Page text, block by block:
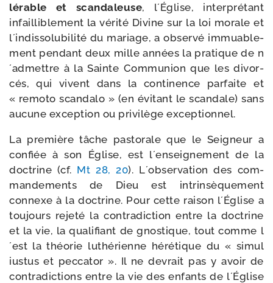
lé­rable et scan­da­leuse, l´Église, inter­pré­tant
infailli­ble­ment la véri­té Divine sur la loi morale et
l´indissolubilité du mariage, a obser­vé immua­ble­
ment pen­dant deux mille années la pra­tique de n
´admettre à la Sainte Communion que les divor­
cés, qui vivent dans la conti­nence par­faite et
« remo­to scan­da­lo » (en évi­tant le scan­dale) sans
aucune excep­tion ou pri­vi­lège exceptionnel.
La pre­mière tâche pas­to­rale que le Seigneur a
confiée à son Église, est l´enseignement de la
doc­trine (cf. Mt 28, 20). L´observation des com­
man­de­ments de Dieu est intrin­sè­que­ment
connexe à la doc­trine. Pour cette rai­son l´Église a
tou­jours reje­té la contra­dic­tion entre la doc­trine
et la vie, la qua­li­fiant de gnos­tique, tout comme l
´est la théo­rie luthé­rienne héré­tique du « simul
ius­tus et pec­ca­tor ». Il ne devrait pas y avoir de
contra­dic­tions entre la vie des enfants de l´Église